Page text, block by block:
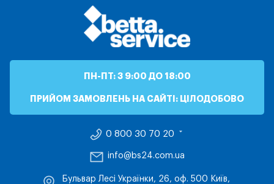
ПН-ПТ: З 9:00 ДО 18:00
ПРИЙОМ ЗАМОВЛЕНЬ НА САЙТІ: ЦІЛОДОБОВО
0 800 30 70 20
info@bs24.com.ua
Бульвар Лесі Українки, 26, оф. 500 Київ,